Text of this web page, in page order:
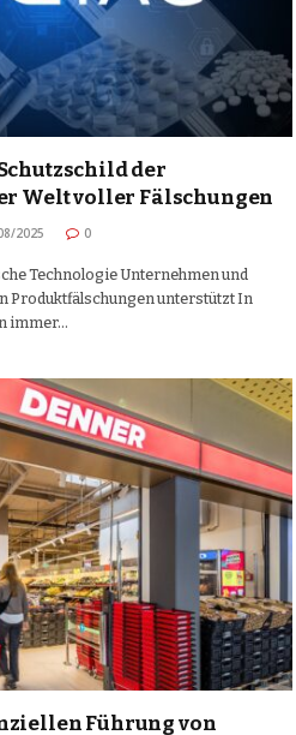
der
Welt voller Fälschungen
2025 0
Technologie Unternehmen und
Produktfälschungen unterstützt In
immer…
Führung von